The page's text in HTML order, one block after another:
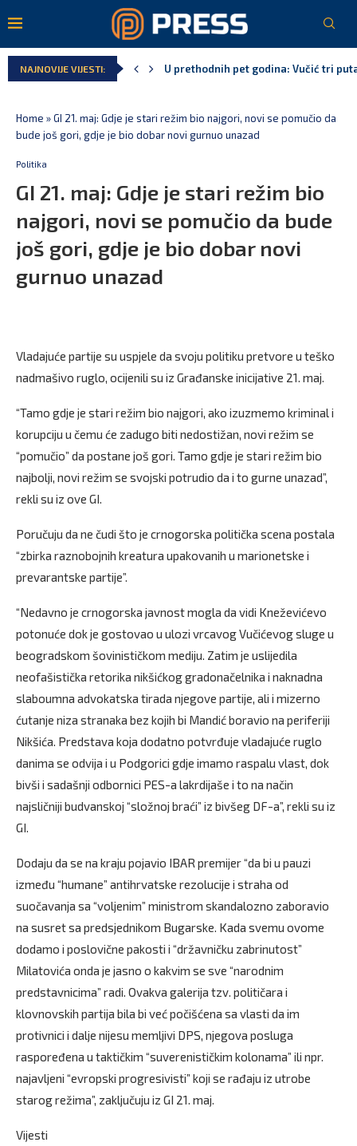
NAJNOVIJE VIJESTI:
U prethodnih pet godina: Vučić tri
Home »GI 21. maj: Gdje je stari režim bio najgori, novi se pomučio da
bude još gori, gdje je bio dobar novi gurnuo unazad
Politika
GI 21. maj: Gdje je stari režim bio
najgori, novi se pomučio da bude
još gori, gdje je bio dobar novi
gurnuo unazad
Vladajuće partije su uspjele da svoju politiku pretvore u teško
nadmašivo ruglo, ocijenili su iz Građanske inicijative 21. maj.
“Tamo gdje je stari režim bio najgori, ako izuzmemo kriminal i
korupciju u čemu će zadugo biti nedostižan, novi režim se
“pomučio” da postane još gori. Tamo gdje je stari režim bio
najbolji, novi režim se svojski potrudio da i to gurne unazad”,
rekli su iz ove GI.
Poručuju da ne čudi što je crnogorska politička scena postala
“zbirka raznobojnih kreatura upakovanih u marionetske i
prevarantske partije”.
“Nedavno je crnogorska javnost mogla da vidi Kneževićevo
potonuće dok je gostovao u ulozi vrcavog Vučićevog sluge u
beogradskom šovinističkom mediju. Zatim je uslijedila
neofašistička retorika nikšićkog gradonačelnika i naknadna
slaboumna advokatska tirada njegove partije, ali i mizerno
ćutanje niza stranaka bez kojih bi Mandić boravio na periferiji
Nikšića. Predstava koja dodatno potvrđuje vladajuće ruglo
danima se odvija i u Podgorici gdje imamo raspalu vlast, dok
bivši i sadašnji odbornici PES-a lakrdijaše i to na način
najsličniji budvanskoj “složnoj braći” iz bivšeg DF-a”, rekli su iz
GI.
Dodaju da se na kraju pojavio IBAR premijer “da bi u pauzi
između “humane” antihrvatske rezolucije i straha od
suočavanja sa “voljenim” ministrom skandalozno zaboravio
na susret sa predsjednikom Bugarske. Kada svemu ovome
dodamo i poslovične pakosti i “državničku zabrinutost”
Milatovića onda je jasno o kakvim se sve “narodnim
predstavnicima” radi. Ovakva galerija tzv. političara i
klovnovskih partija bila bi već počišćena sa vlasti da im
protivnici i dalje nijesu memljivi DPS, njegova posluga
raspoređena u taktičkim “suverenističkim kolonama” ili npr.
najavljeni “evropski progresivisti” koji se rađaju iz utrobe
starog režima”, zaključuju iz GI 21. maj.
Vijesti